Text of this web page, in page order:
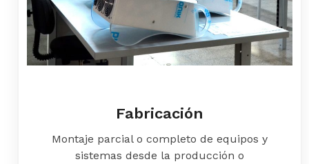
Fabricación
Montaje parcial o completo de equipos y
sistemas desde la producción o